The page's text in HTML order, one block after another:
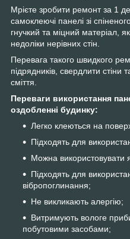
Мрієте зробити ремонт за 1
самоклеючі панелі зі
гнучкий та міцний матеріал,
недоліки нерівних стін.
Перевага такого швидкого
підрядників, свердлити стіни
сміття.
Переваги використання
оздобленні будинку:
Легко клеються на
Підходять для
Можна використовувати
Підходять для
вібропоглинання;
Не викликають алергію;
Витримують вологе
побутовими засобами;